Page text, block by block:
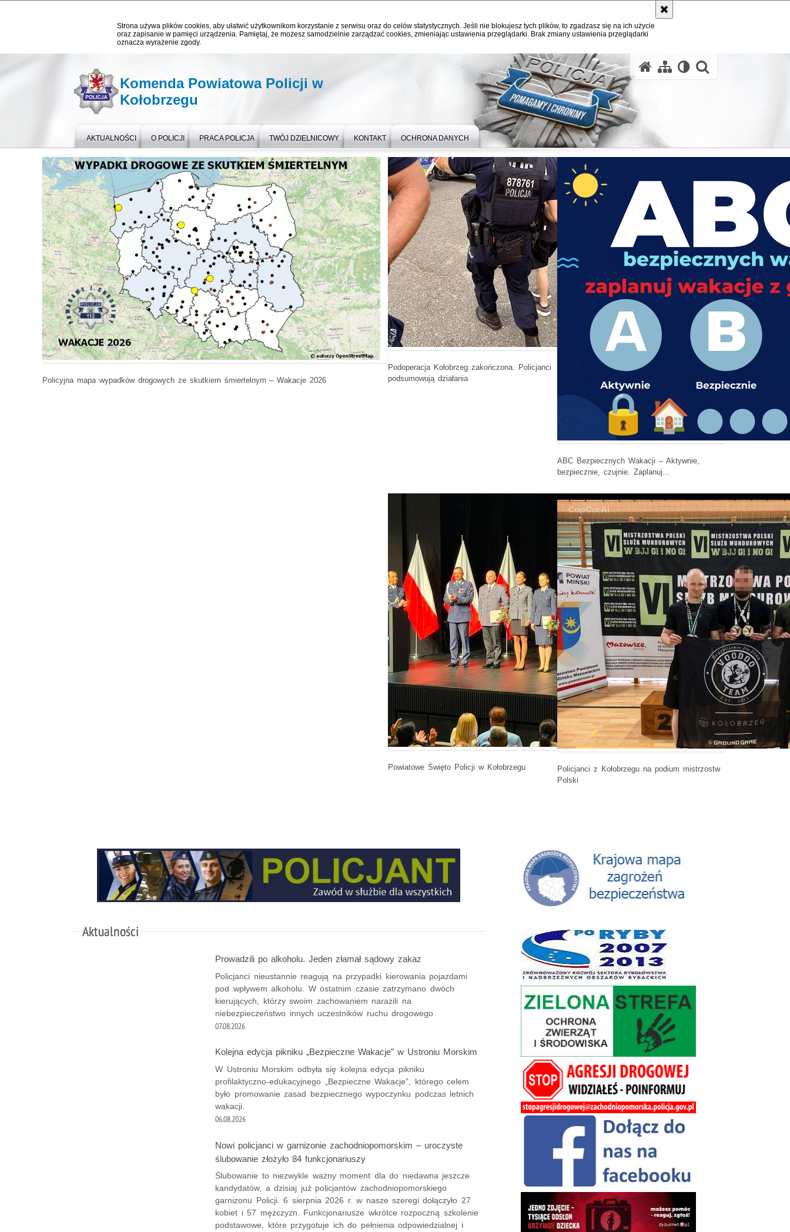
Strona używa plików cookies, aby ułatwić użytkownikom korzystanie z serwisu oraz do celów statystycznych. Jeśli nie blokujesz tych plików, to zgadzasz się na ich użycie
oraz zapisanie w pamięci urządzenia. Pamiętaj, że możesz samodzielnie zarządzać cookies, zmieniając ustawienia przeglądarki. Brak zmiany ustawienia przeglądarki
oznacza wyrażenie zgody.
Komenda Powiatowa Policji w
Kołobrzegu
AKTUALNOŚCI O POLICJI PRACA POLICJA TWÓJ DZIELNICOWY KONTAKT OCHRONA DANYCH
Ważne informacje
Policyjna mapa wypadków drogowych ze skutkiem śmiertelnym – Wakacje 2026
Podoperacja Kołobrzeg zakończona. Policjanci
podsumowują działania
ABC Bezpiecznych Wakacji – Aktywnie,
bezpiecznie, czujnie. Zaplanuj...
Powiatowe Święto Policji w Kołobrzegu
Policjanci z Kołobrzegu na podium mistrzostw
Polski
Aktualności
Prowadzili po alkoholu. Jeden złamał sądowy zakaz
Policjanci nieustannie reagują na przypadki kierowania pojazdami
pod wpływem alkoholu. W ostatnim czasie zatrzymano dwóch
kierujących, którzy swoim zachowaniem narazili na
niebezpieczeństwo innych uczestników ruchu drogowego.
07.08.2026
Kolejna edycja pikniku „Bezpieczne Wakacje” w Ustroniu Morskim
W Ustroniu Morskim odbyła się kolejna edycja pikniku
profilaktyczno-edukacyjnego „Bezpieczne Wakacje”, którego celem
było promowanie zasad bezpiecznego wypoczynku podczas letnich
wakacji.
06.08.2026
Nowi policjanci w garnizonie zachodniopomorskim – uroczyste
ślubowanie złożyło 84 funkcjonariuszy
Ślubowanie to niezwykle ważny moment dla do niedawna jeszcze
kandydatów, a dzisiaj już policjantów zachodniopomorskiego
garnizonu Policji. 6 sierpnia 2026 r. w nasze szeregi dołączyło 27
kobiet i 57 mężczyzn. Funkcjonariusze wkrótce rozpoczną szkolenie
podstawowe, które przygotuje ich do pełnienia odpowiedzialnej i